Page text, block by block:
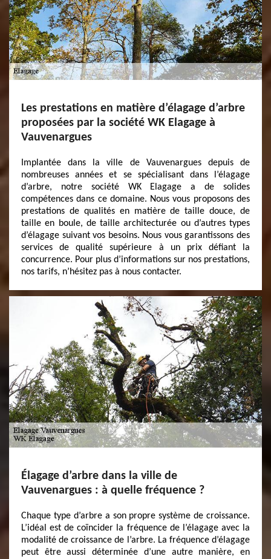
Les prestations en matière d’élagage d’arbre
proposées par la société WK Elagage à
Vauvenargues
Implantée dans la ville de Vauvenargues depuis de
nombreuses années et se spécialisant dans l’élagage
d’arbre, notre société WK Elagage a de solides
compétences dans ce domaine. Nous vous proposons des
prestations de qualités en matière de taille douce, de
taille en boule, de taille architecturée ou d’autres types
d’élagage suivant vos besoins. Nous vous garantissons des
services de qualité supérieure à un prix défiant la
concurrence. Pour plus d’informations sur nos prestations,
nos tarifs, n’hésitez pas à nous contacter.
Élagage d’arbre dans la ville de
Vauvenargues : à quelle fréquence ?
Chaque type d’arbre a son propre système de croissance.
L’idéal est de coïncider la fréquence de l’élagage avec la
modalité de croissance de l’arbre. La fréquence d’élagage
peut être aussi déterminée d’une autre manière, en